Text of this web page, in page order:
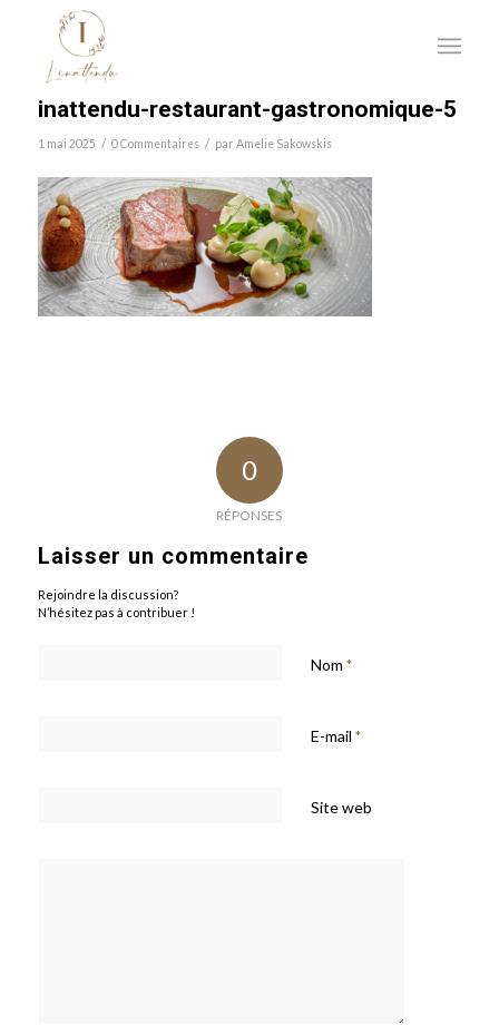
inattendu-restaurant-gastronomique-5
1 mai 2025 / 0 Commentaires / par Amelie Sakowskis
0
RÉPONSES
Laisser un commentaire
Rejoindre la discussion?
N’hésitez pas à contribuer !
Nom *
E-mail *
Site web